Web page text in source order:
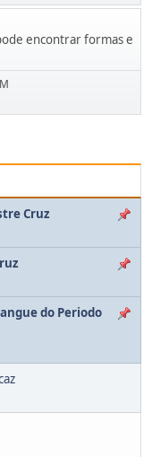
encontrar formas e
Cruz
do Periodo